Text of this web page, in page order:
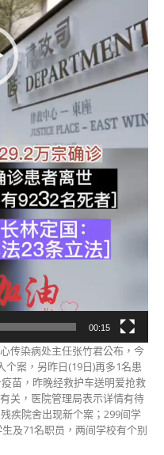
00:15
传染病处主任张竹君公布，今
个案，另昨日(19日)再多1名患
苗，昨晚经救护车送明爱抢救
关，医院管理局表示详情有待
疾院舍出现新个案；299间学
及71名职员，两间学校有个别